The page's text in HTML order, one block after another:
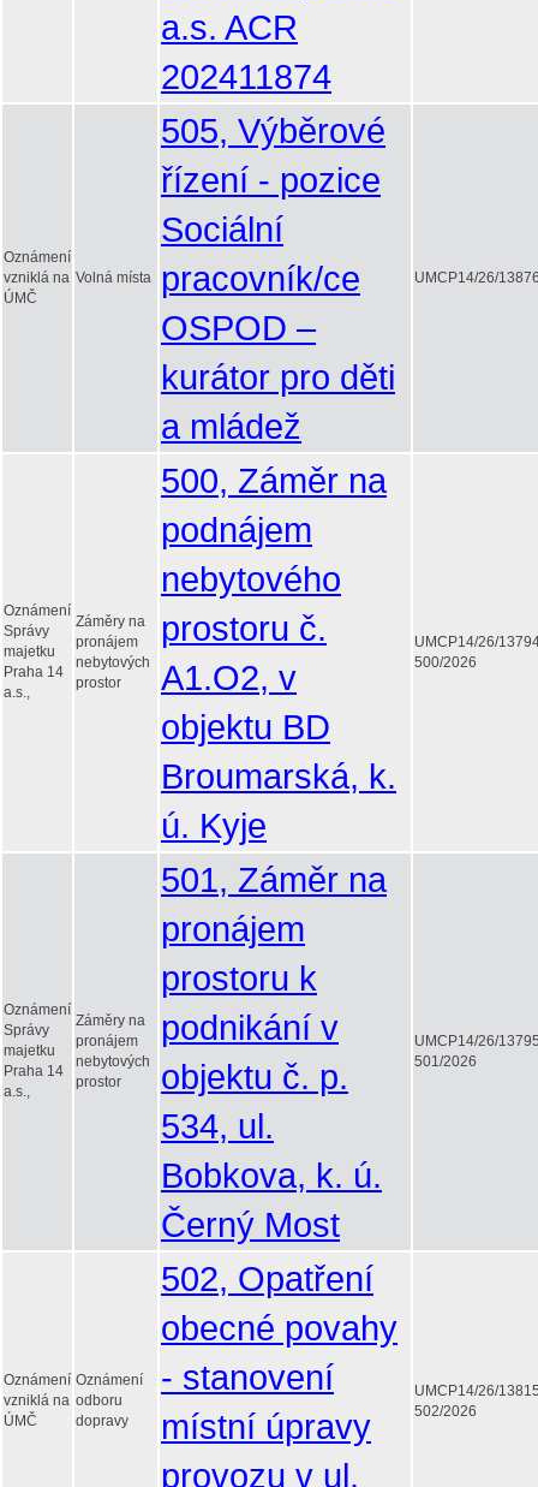
a.s. ACR
202411874
Oznámení
vzniklá na
ÚMČ
Volná místa
505, Výběrové
řízení - pozice
Sociální
pracovník/ce
OSPOD –
kurátor pro děti
a mládež
UMCP14/26/
Oznámení
Správy
majetku
Praha 14
a.s.,
Záměry na
pronájem
nebytových
prostor
500, Záměr na
podnájem
nebytového
prostoru č.
A1.O2, v
objektu BD
Broumarská, k.
ú. Kyje
UMCP14/26/
500/2026
Oznámení
Správy
majetku
Praha 14
a.s.,
Záměry na
pronájem
nebytových
prostor
501, Záměr na
pronájem
prostoru k
podnikání v
objektu č. p.
534, ul.
Bobkova, k. ú.
Černý Most
UMCP14/26/
501/2026
Oznámení
vzniklá na
ÚMČ
Oznámení
odboru
dopravy
502, Opatření
obecné povahy
- stanovení
místní úpravy
provozu v ul.
UMCP14/26/
502/2026